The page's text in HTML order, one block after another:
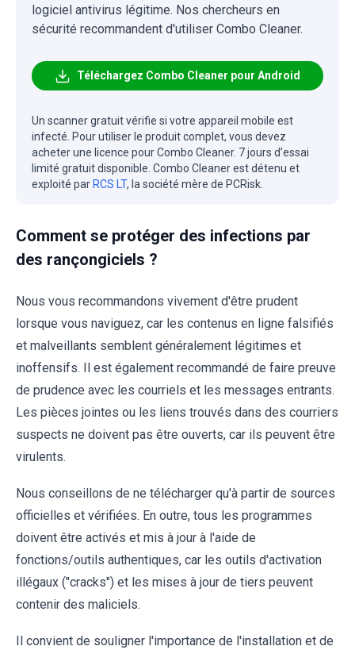
logiciel antivirus légitime. Nos chercheurs en
sécurité recommandent d'utiliser Combo Cleaner.
Téléchargez Combo Cleaner pour Android
Un scanner gratuit vérifie si votre appareil mobile est
infecté. Pour utiliser le produit complet, vous devez
acheter une licence pour Combo Cleaner. 7 jours d’essai
limité gratuit disponible. Combo Cleaner est détenu et
exploité par RCS LT, la société mère de PCRisk.
Comment se protéger des infections par
des rançongiciels ?
Nous vous recommandons vivement d'être prudent
lorsque vous naviguez, car les contenus en ligne falsifiés
et malveillants semblent généralement légitimes et
inoffensifs. Il est également recommandé de faire preuve
de prudence avec les courriels et les messages entrants.
Les pièces jointes ou les liens trouvés dans des courriers
suspects ne doivent pas être ouverts, car ils peuvent être
virulents.
Nous conseillons de ne télécharger qu'à partir de sources
officielles et vérifiées. En outre, tous les programmes
doivent être activés et mis à jour à l'aide de
fonctions/outils authentiques, car les outils d'activation
illégaux ("cracks") et les mises à jour de tiers peuvent
contenir des maliciels.
Il convient de souligner l'importance de l'installation et de